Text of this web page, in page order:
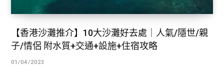
【香港沙灘推介】10大沙灘好去處｜人氣/隱世/親
子/情侶 附水質+交通+設施+住宿攻略
01/04/2023